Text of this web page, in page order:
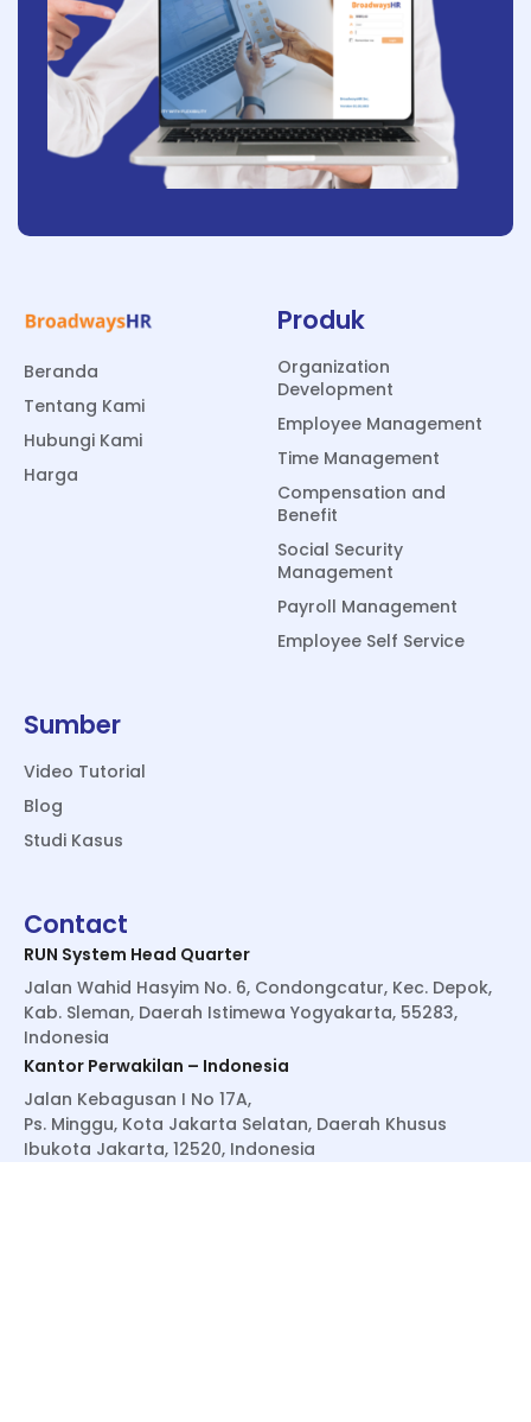
Beranda
Tentang Kami
Hubungi Kami
Harga
Produk
Organization
Development
Employee Management
Time Management
Compensation and
Benefit
Social Security
Management
Payroll Management
Employee Self Service
Sumber
Video Tutorial
Blog
Studi Kasus
Contact
RUN System Head Quarter
Jalan Wahid Hasyim No. 6, Condongcatur, Kec. Depok,
Kab. Sleman, Daerah Istimewa Yogyakarta, 55283,
Indonesia
Kantor Perwakilan – Indonesia
Jalan Kebagusan I No 17A,
Ps. Minggu, Kota Jakarta Selatan, Daerah Khusus
Ibukota Jakarta, 12520, Indonesia